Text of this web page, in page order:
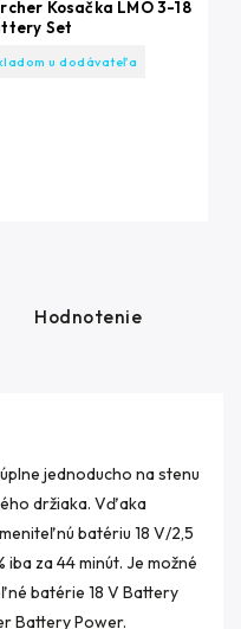
Kosačka LMO 3-18
Set
u dodávateľa
Hodnotenie
jednoducho na stenu
držiaka. Vďaka
batériu 18 V/2,5
za 44 minút. Je možné
batérie 18 V Battery
Battery Power.